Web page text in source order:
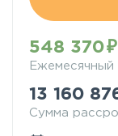
548 370
Ежемесячный
13 160
Сумма